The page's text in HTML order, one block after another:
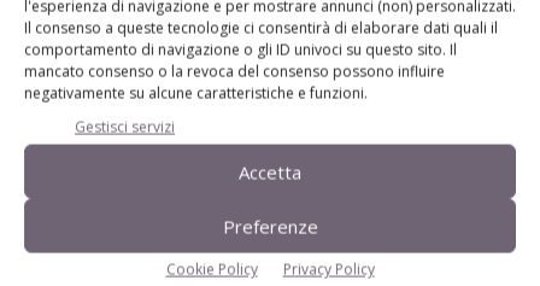
l'esperienza di navigazione e per mostrare annunci (non) personalizzati.
Il consenso a queste tecnologie ci consentirà di elaborare dati quali il
comportamento di navigazione o gli ID univoci su questo sito. Il
mancato consenso o la revoca del consenso possono influire
negativamente su alcune caratteristiche e funzioni.
Gestisci servizi
Accetta
Preferenze
Cookie Policy Privacy Policy
Nella struttura di macellazione di Opas, che conta diverse
certificazioni, da ambientali a certificazioni di processo, le
lavorazioni di suino dop e non dop vengono fisicamente
separate. Ha commentato Fontanesi: «L’approccio della
nostra coop rimane quello di cercare di soddisfare le
esigenze dei soci allevatori. Le strategie per il futuro, visti i
volumi che si stanno producendo, consistono nel guardare
all’estero. Specialmente nella produzione dop con un alto
valore aggiunto bisogna cercare di orientarsi sul mercato